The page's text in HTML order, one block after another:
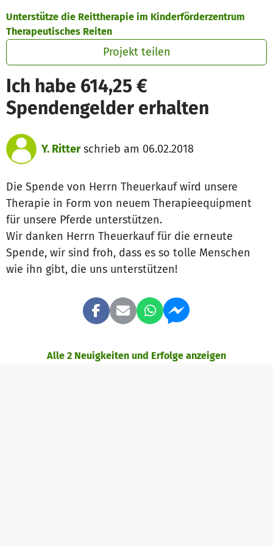
Unterstütze die Reittherapie im Kinderförderzentrum
Therapeutisches Reiten
Projekt teilen
Ich habe 614,25 €
Spendengelder erhalten
Y. Ritterschrieb am 06.02.2018
Die Spende von Herrn Theuerkauf wird unsere
Therapie in Form von neuem Therapieequipment
für unsere Pferde unterstützen.
Wir danken Herrn Theuerkauf für die erneute
Spende, wir sind froh, dass es so tolle Menschen
wie ihn gibt, die uns unterstützen!
Alle 2 Neuigkeiten und Erfolge anzeigen